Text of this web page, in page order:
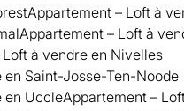
Appartement – Loft à
Appartement – Loft à
à vendre en Nivelles
Saint-Josse-Ten-Noode
en UccleAppartement –